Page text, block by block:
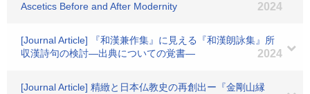
Ascetics Before and After Modernity
2024
[Journal Article] 『和漢兼作集』に見える『和漢朗詠集』所
収漢詩句の検討―出典についての覚書―
2024
[Journal Article] 精緻と日本仏教史の再創出ー『金剛山縁